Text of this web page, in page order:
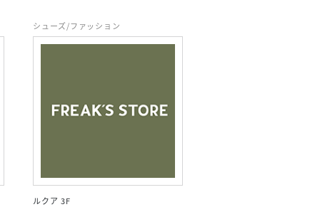
シューズ/ファッション
ルクア 3F